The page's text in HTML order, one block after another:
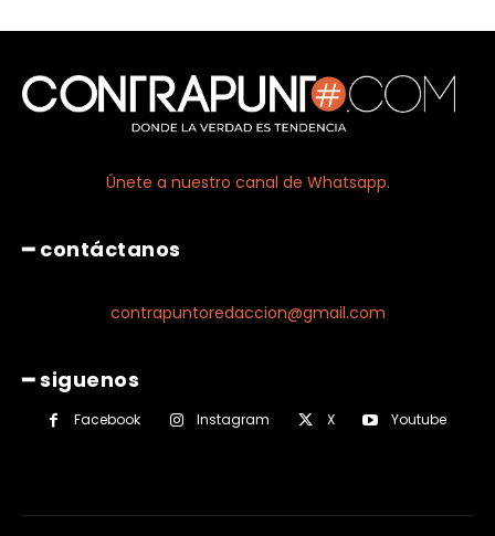
Únete a nuestro canal de Whatsapp.
━ contáctanos
contrapuntoredaccion@gmail.com
━ siguenos
Facebook Instagram X Youtube